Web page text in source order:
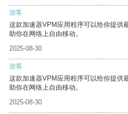
游客
这款加速器VPM应用程序可以给你提供
助你在网络上自由移动。
2025-08-30
游客
这款加速器VPM应用程序可以给你提供
助你在网络上自由移动。
2025-08-30